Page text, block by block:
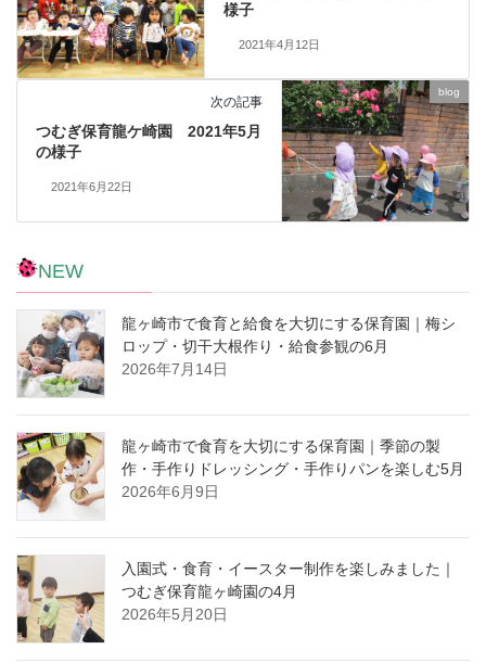
様子
2021年4月12日
blog
次の記事
つむぎ保育龍ケ崎園 2021年5月
の様子
2021年6月22日
NEW
龍ヶ崎市で食育と給食を大切にする保育園｜梅シ
ロップ・切干大根作り・給食参観の6月
2026年7月14日
龍ヶ崎市で食育を大切にする保育園｜季節の製
作・手作りドレッシング・手作りパンを楽しむ5月
2026年6月9日
入園式・食育・イースター制作を楽しみました｜
つむぎ保育龍ヶ崎園の4月
2026年5月20日